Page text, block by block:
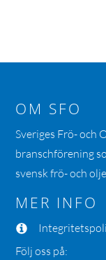
OM SFO
Sveriges Frö- och
branschförening
svensk frö- och
MER INFO
Följ oss på: